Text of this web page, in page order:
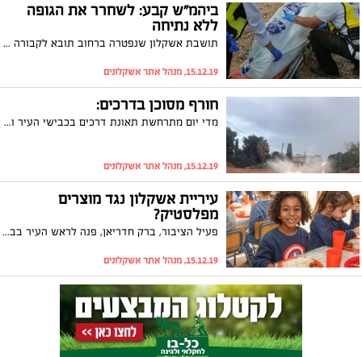
ביהמ"ש קבע: לשחרר את הגופה
ללא נתיחה
תושבת אשקלון שנפטרה ברחוב תובא לקבורה עוד הלילה: כך קבע ביהמ"ש לאחר פנייה של ארגון זק"א
15.12.19, מנהל אתר אשקלונים
חורף מסוכן בדרכים:
מדי יום מתרחשת תאונת דרכים בכבישי העיר ובחורף מספר הנפגעים אף עולה. בעמותת 'אור ירוק' מציינים כי באשקלון נפגעו למעלה ממאה בני אדם בתאונות דרכים בכבישים שהיו רטובים או בוציים בעשור החולף. על רקע ההצפות החוזרות, ללא ספק המצב מדאיג
15.12.19, מנהל אתר אשקלונים
עיריית אשקלון נגד מוצרים
מפלסטיק?
פעיל הציבור, ברק חדריאן, פנה לראש העיר בבקשה להעביר חוק עזר עירוני האוסר על הכנסת פלסטיק לחופים. חדריאן לא קיבל תשובה לפנייתו אבל העירייה הודיעה במפתיע בצהרי אותו היום כי הפלסטיק יוצא מגני הילדים
15.12.19, מנהל אתר אשקלונים